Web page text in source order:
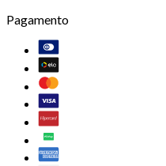
Pagamento